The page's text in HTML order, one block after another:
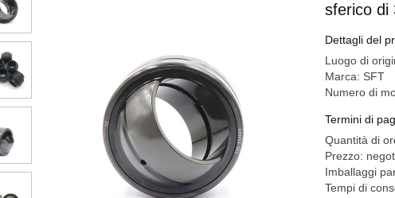
sferico di
Dettagli del
Luogo di
Marca: SFT
Numero di
Termini di
Quantità di
Prezzo:
Imballaggi
Tempi di